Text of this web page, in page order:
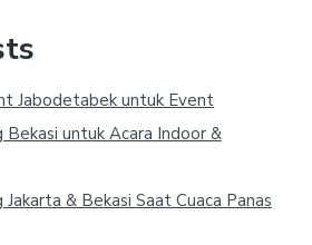
Jabodetabek untuk Event
untuk Acara Indoor &
& Bekasi Saat Cuaca Panas